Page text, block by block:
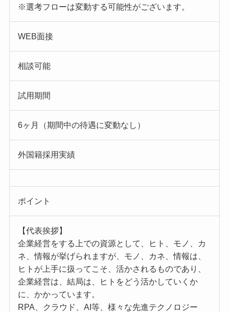
※選考フローは変動する可能性がございます。
WEB面接
相談可能
試用期間
6ヶ月（期間中の待遇に変動なし）
外国籍採用実績
ポイント
【代表挨拶】
企業経営をする上での資源として、ヒト、モノ、カ
ネ、情報が挙げられますが、モノ、カネ、情報は、
ヒトが上手に扱ってこそ、活かされるものであり、
企業経営は、結局は、ヒトをどう活かしていくか
に、かかっています。
RPA、クラウド、AI等、様々な先進テクノロジー